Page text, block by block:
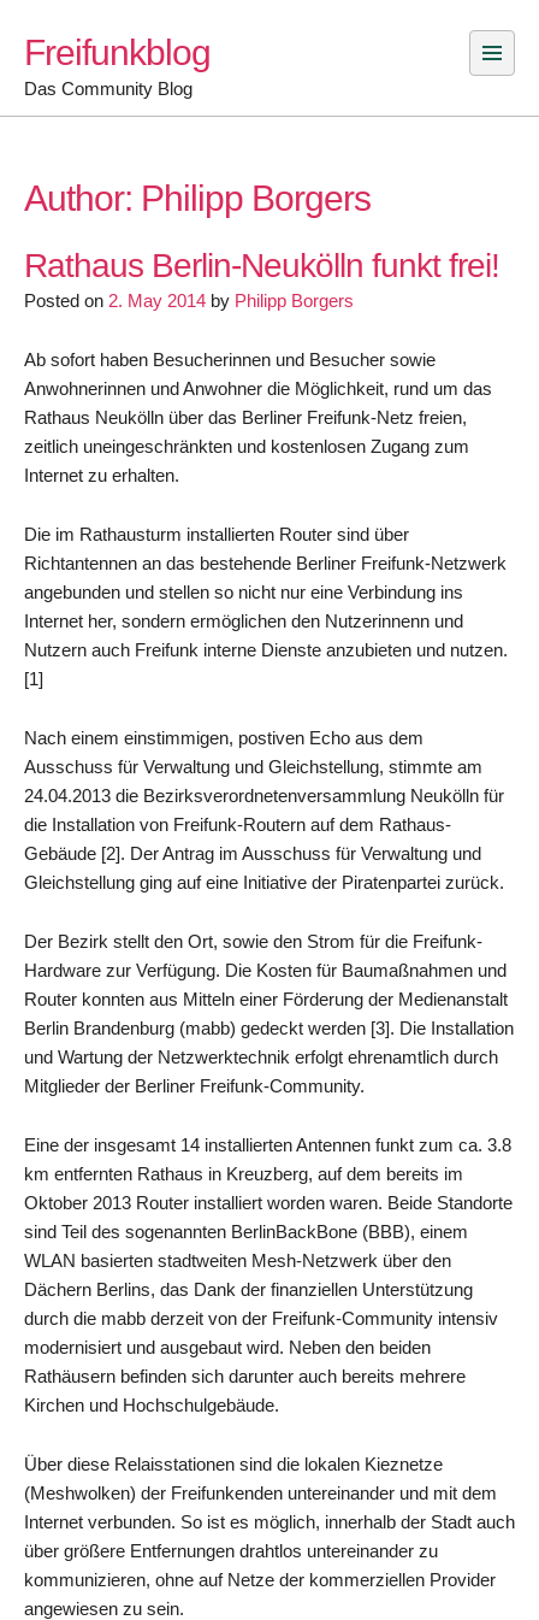
content
Freifunkblog
Das Community Blog
Author: Philipp Borgers
Rathaus Berlin-Neukölln funkt frei!
Posted on 2. May 2014 by Philipp Borgers
Ab sofort haben Besucherinnen und Besucher sowie
Anwohnerinnen und Anwohner die Möglichkeit, rund um das
Rathaus Neukölln über das Berliner Freifunk-Netz freien,
zeitlich uneingeschränkten und kostenlosen Zugang zum
Internet zu erhalten.
Die im Rathausturm installierten Router sind über
Richtantennen an das bestehende Berliner Freifunk-Netzwerk
angebunden und stellen so nicht nur eine Verbindung ins
Internet her, sondern ermöglichen den Nutzerinnenn und
Nutzern auch Freifunk interne Dienste anzubieten und nutzen.
[1]
Nach einem einstimmigen, postiven Echo aus dem
Ausschuss für Verwaltung und Gleichstellung, stimmte am
24.04.2013 die Bezirksverordnetenversammlung Neukölln für
die Installation von Freifunk-Routern auf dem Rathaus-
Gebäude [2]. Der Antrag im Ausschuss für Verwaltung und
Gleichstellung ging auf eine Initiative der Piratenpartei zurück.
Der Bezirk stellt den Ort, sowie den Strom für die Freifunk-
Hardware zur Verfügung. Die Kosten für Baumaßnahmen und
Router konnten aus Mitteln einer Förderung der Medienanstalt
Berlin Brandenburg (mabb) gedeckt werden [3]. Die Installation
und Wartung der Netzwerktechnik erfolgt ehrenamtlich durch
Mitglieder der Berliner Freifunk-Community.
Eine der insgesamt 14 installierten Antennen funkt zum ca. 3.8
km entfernten Rathaus in Kreuzberg, auf dem bereits im
Oktober 2013 Router installiert worden waren. Beide Standorte
sind Teil des sogenannten BerlinBackBone (BBB), einem
WLAN basierten stadtweiten Mesh-Netzwerk über den
Dächern Berlins, das Dank der finanziellen Unterstützung
durch die mabb derzeit von der Freifunk-Community intensiv
modernisiert und ausgebaut wird. Neben den beiden
Rathäusern befinden sich darunter auch bereits mehrere
Kirchen und Hochschulgebäude.
Über diese Relaisstationen sind die lokalen Kieznetze
(Meshwolken) der Freifunkenden untereinander und mit dem
Internet verbunden. So ist es möglich, innerhalb der Stadt auch
über größere Entfernungen drahtlos untereinander zu
kommunizieren, ohne auf Netze der kommerziellen Provider
angewiesen zu sein.